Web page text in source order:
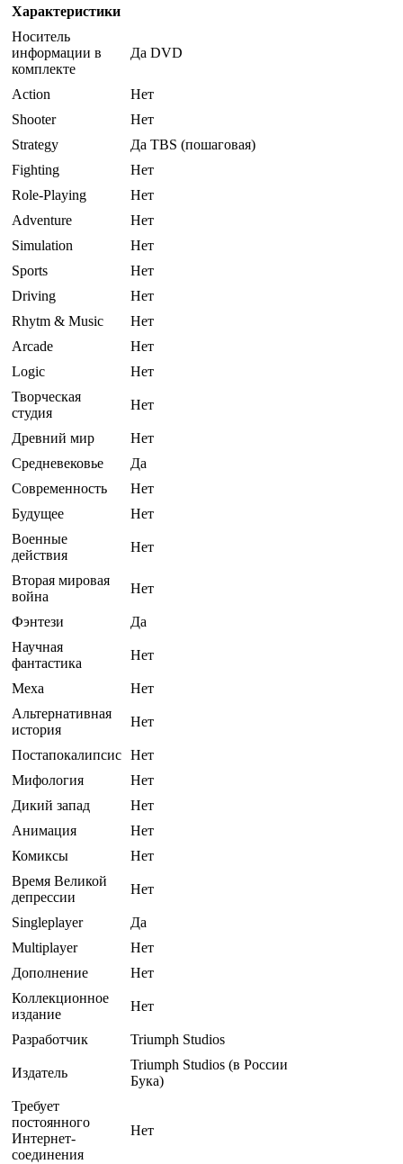
Характеристики
Носитель
информации в
комплекте
Да DVD
Action
Нет
Shooter
Нет
Strategy
Да TBS (пошаговая)
Fighting
Нет
Role-Playing
Нет
Adventure
Нет
Simulation
Нет
Sports
Нет
Driving
Нет
Rhytm & Music
Нет
Arcade
Нет
Logic
Нет
Творческая
студия
Нет
Древний мир
Нет
Средневековье
Да
Современность
Нет
Будущее
Нет
Военные
действия
Нет
Вторая мировая
война
Нет
Фэнтези
Да
Научная
фантастика
Нет
Меха
Нет
Альтернативная
история
Нет
Постапокалипсис Нет
Мифология
Нет
Дикий запад
Нет
Анимация
Нет
Комиксы
Нет
Время Великой
депрессии
Нет
Singleplayer
Да
Multiplayer
Нет
Дополнение
Нет
Коллекционное
издание
Нет
Разработчик Triumph Studios
Издатель
Triumph Studios (в России
Бука)
Требует
постоянного
Интернет-
соединения
Нет